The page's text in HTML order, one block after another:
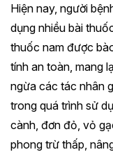
Hiện nay, người
dụng nhiều bài
thuốc nam được
tính an toàn, mang
ngừa các tác nhân
trong quá trình sử
cành, đơn đỏ, vỏ
phong trừ thấp,